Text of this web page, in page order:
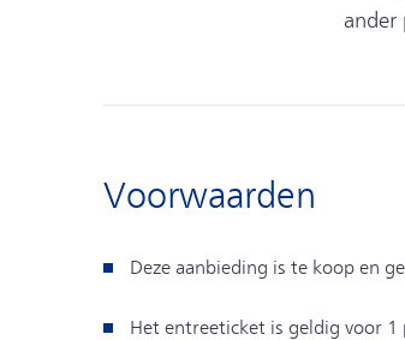
ander
Voorwaarden
Deze aanbieding is te koop en
Het entreeticket is geldig voor